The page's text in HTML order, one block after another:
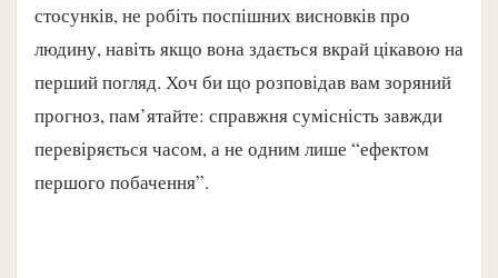
стосунків, не робіть поспішних висновків про
людину, навіть якщо вона здається вкрай цікавою на
перший погляд. Хоч би що розповідав вам зоряний
прогноз, пам’ятайте: справжня сумісність завжди
перевіряється часом, а не одним лише “ефектом
першого побачення”.